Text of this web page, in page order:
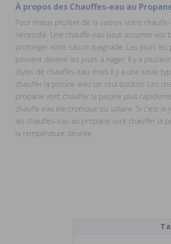
À propos des Chauffes-eau au
Pour mieux profiter de la saison, votre
nécessité. Une chauffe-eau peut assumer vos
prolonger votre saison baignade. Les jours les
peuvent devenir les jours à nager. Il y a
styles de chauffes-eau, mais il y a une seule
chauffer la piscine avec un seul bouton. Les
propane vont chauffer la piscine plus
chauffe eau électronique ou solaire. Si c'est le
les chauffes-eau au propane vont chauffer la
la température désirée.